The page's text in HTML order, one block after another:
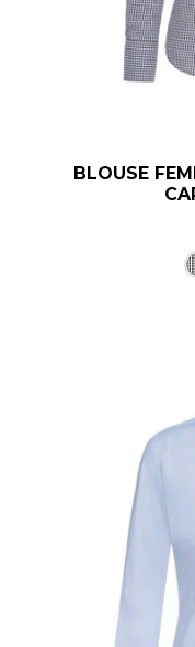
BLOUSE